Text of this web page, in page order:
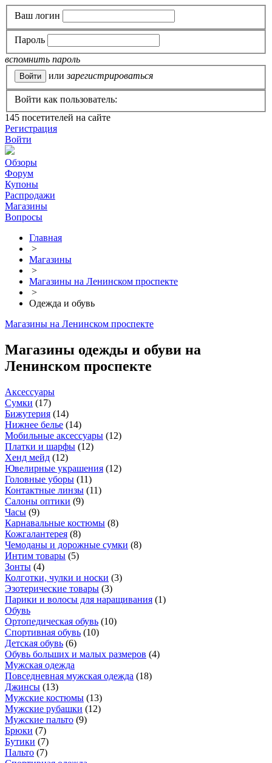
Ваш логин
Пароль
вспомнить пароль
или зарегистрироваться
Войти как пользователь:
145 посетителей на сайте
Регистрация
Войти
Обзоры
Форум
Купоны
Распродажи
Магазины
Вопросы
Главная
>
Магазины
>
Магазины на Ленинском проспекте
>
Одежда и обувь
Магазины на Ленинском проспекте
Магазины одежды и обуви на
Ленинском проспекте
Аксессуары
Сумки (17)
Бижутерия (14)
Нижнее белье (14)
Мобильные аксессуары (12)
Платки и шарфы (12)
Хенд мейд (12)
Ювелирные украшения (12)
Головные уборы (11)
Контактные линзы (11)
Салоны оптики (9)
Часы (9)
Карнавальные костюмы (8)
Кожгалантерея (8)
Чемоданы и дорожные сумки (8)
Интим товары (5)
Зонты (4)
Колготки, чулки и носки (3)
Эзотерические товары (3)
Парики и волосы для наращивания (1)
Обувь
Ортопедическая обувь (10)
Спортивная обувь (10)
Детская обувь (6)
Обувь больших и малых размеров (4)
Мужская одежда
Повседневная мужская одежда (18)
Джинсы (13)
Мужские костюмы (13)
Мужские рубашки (12)
Мужские пальто (9)
Брюки (7)
Бутики (7)
Пальто (7)